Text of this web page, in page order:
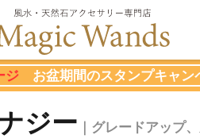
ジ お盆期間のスタンプキャン
ジー ｜グレードアップ